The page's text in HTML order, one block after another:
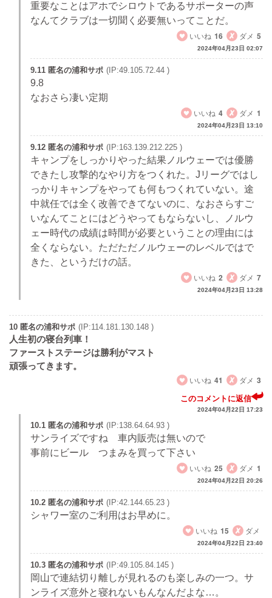
重要なことはアホでシロウトであるサポーターの声
なんてクラブは一切聞く必要無いってことだ。
いいね 16 ダメ 5
2024年04月23日 02:07
9.11 匿名の浦和サポ (IP:49.105.72.44 )
9.8
なおさら凄い定期
いいね 4 ダメ 1
2024年04月23日 13:10
9.12 匿名の浦和サポ (IP:163.139.212.225 )
キャンプをしっかりやった結果ノルウェーでは優勝
できたし攻撃的なやり方をつくれた。Jリーグではし
っかりキャンプをやっても何もつくれていない。途
中就任では全く改善できてないのに、なおさらすご
いなんてことにはどうやってもならないし、ノルウ
ェー時代の成績は時間が必要ということの理由には
全くならない。ただただノルウェーのレベルではで
きた、というだけの話。
いいね 2 ダメ 7
2024年04月23日 13:28
10 匿名の浦和サポ (IP:114.181.130.148 )
人生初の寝台列車！
ファーストステージは勝利がマスト
頑張ってきます。
いいね 41 ダメ 3
このコメントに返信
2024年04月22日 17:23
10.1 匿名の浦和サポ (IP:138.64.64.93 )
サンライズですね 車内販売は無いので
事前にビール つまみを買って下さい
いいね 25 ダメ 1
2024年04月22日 20:26
10.2 匿名の浦和サポ (IP:42.144.65.23 )
シャワー室のご利用はお早めに。
いいね 15 ダメ
2024年04月22日 23:40
10.3 匿名の浦和サポ (IP:49.105.84.145 )
岡山で連結切り離しが見れるのも楽しみの一つ。サ
ンライズ意外と寝れないもんなんだよな…。